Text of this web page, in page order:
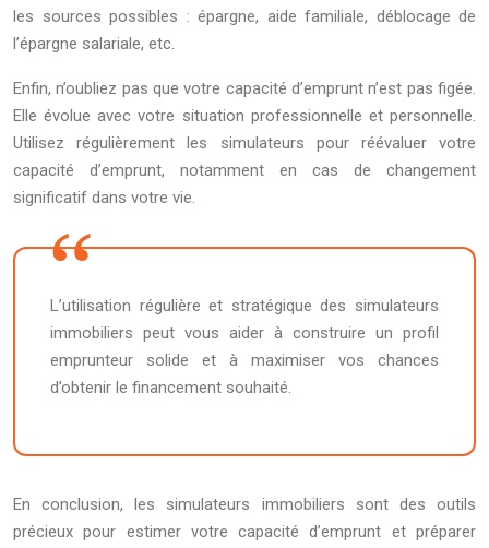
les sources possibles : épargne, aide familiale, déblocage de
l’épargne salariale, etc.
Enfin, n’oubliez pas que votre capacité d’emprunt n’est pas figée.
Elle évolue avec votre situation professionnelle et personnelle.
Utilisez régulièrement les simulateurs pour réévaluer votre
capacité d’emprunt, notamment en cas de changement
significatif dans votre vie.
L’utilisation régulière et stratégique des simulateurs
immobiliers peut vous aider à construire un profil
emprunteur solide et à maximiser vos chances
d’obtenir le financement souhaité.
En conclusion, les simulateurs immobiliers sont des outils
précieux pour estimer votre capacité d’emprunt et préparer